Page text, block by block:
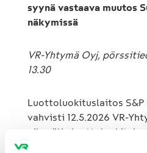
syynä vastaava muutos
näkymissä
VR-Yhtymä Oyj,
13.30
Luottoluokituslaitos S&P
vahvisti 12.5.2026 VR-
aikavälin
ja päivitti samalla